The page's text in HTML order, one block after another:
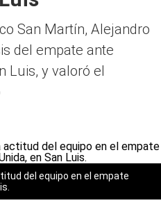
San Martín, Alejandro
del empate ante
Luis, y valoró el
del equipo en el empate